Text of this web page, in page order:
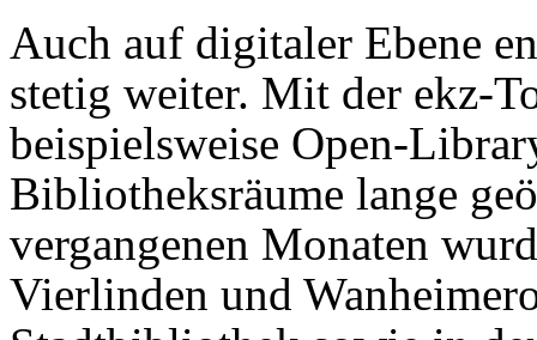
Auch auf digitaler Ebene
stetig weiter. Mit der ekz-
beispielsweise Open-
Bibliotheksräume lange
vergangenen Monaten
Vierlinden und